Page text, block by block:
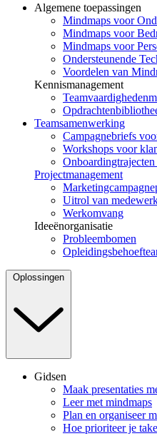
Algemene toepassingen
Mindmaps voor
Mindmaps voor
Mindmaps voor
Ondersteunende
Voordelen van
Kennismanagement
Teamsamenwerking
Campagnebriefs
Workshops voor
Projectmanagement
Uitrol van
Werkomvang
Ideeënorganisatie
Probleembomen
Oplossingen
Gidsen
Maak presentaties
Leer met mindmaps
Plan en organiseer
Hoe prioriteer je